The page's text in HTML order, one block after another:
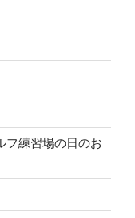
フ練習場の日のお